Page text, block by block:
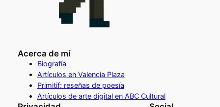
Acerca de mí
Biografía
Artículos en Valencia Plaza
Primitif: reseñas de poesía
Artículos de arte digital en ABC Cultural